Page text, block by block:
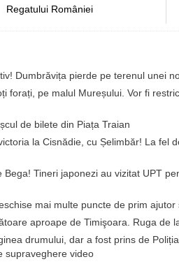
Regatului României
Dumbrăvița pierde pe terenul unei
forați, pe malul Mureșului. Vor fi
de bilete din Piața Traian
la Cisnădie, cu Șelimbăr! La fel
Bega! Tineri japonezi au vizitat UPT
mai multe puncte de prim
aproape de Timişoara. Ruga de
drumului, dar a fost prins de
supraveghere video